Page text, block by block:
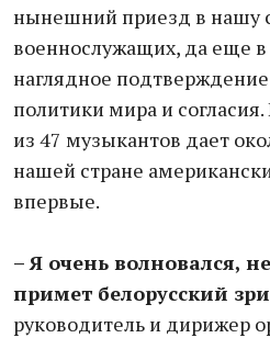
нынешний приезд в нашу
военнослужащих, да еще в
наглядное
политики мира и
из 47 музыкантов дает
нашей стране
впервые.
– Я очень волновался,
примет белорусский
руководитель и дирижер